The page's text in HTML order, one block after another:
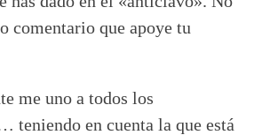
comentario que apoye tu
me uno a todos los
teniendo en cuenta la que está